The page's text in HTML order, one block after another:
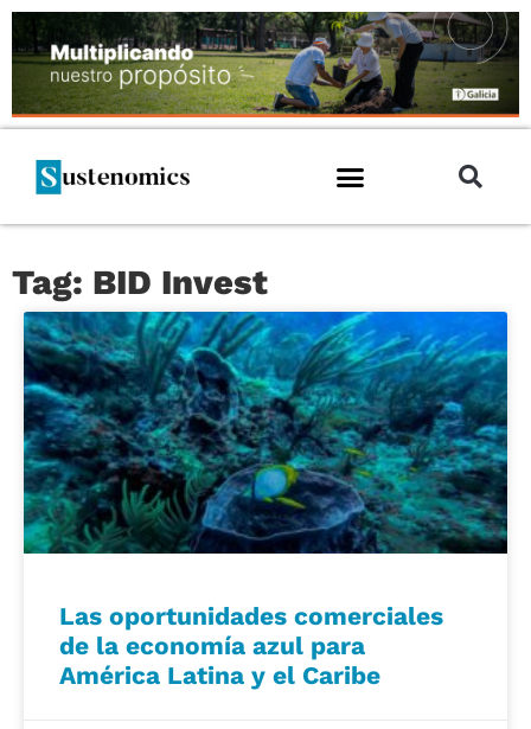
Tag: BID Invest
Las oportunidades comerciales
de la economía azul para
América Latina y el Caribe